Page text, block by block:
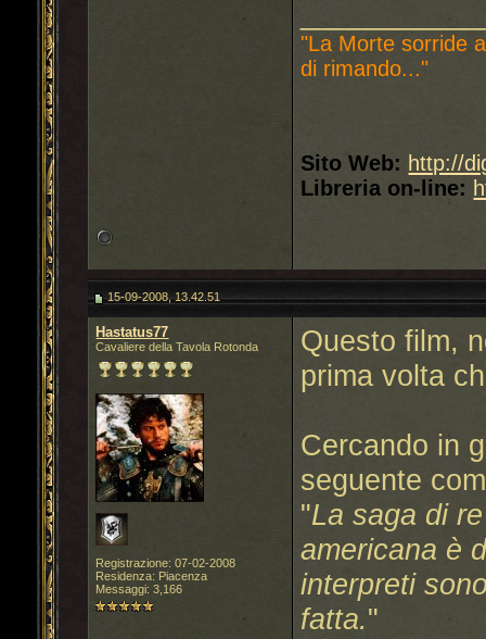
"La Morte sorride
di rimando..."
Sito Web: http://
Libreria on-line:
15-09-2008, 13.42.51
Hastatus77
Cavaliere della Tavola Rotonda
Registrazione: 07-02-2008
Residenza: Piacenza
Messaggi: 3,166
Questo film,
prima volta
Cercando in
seguente
"La saga di
americana è
interpreti
fatta."